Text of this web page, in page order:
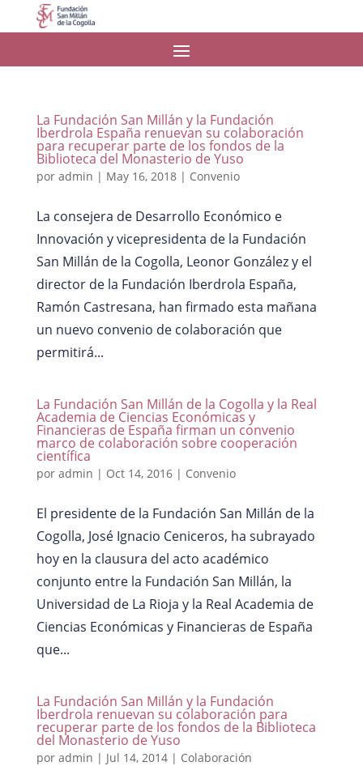
La Fundación San Millán y la Fundación
Iberdrola España renuevan su colaboración
para recuperar parte de los fondos de la
Biblioteca del Monasterio de Yuso
por admin | May 16, 2018| Convenio
La consejera de Desarrollo Económico e
Innovación y vicepresidenta de la Fundación
San Millán de la Cogolla, Leonor González y el
director de la Fundación Iberdrola España,
Ramón Castresana, han firmado esta mañana
un nuevo convenio de colaboración que
permitirá...
La Fundación San Millán de la Cogolla y la Real
Academia de Ciencias Económicas y
Financieras de España firman un convenio
marco de colaboración sobre cooperación
científica
por admin | Oct 14, 2016| Convenio
El presidente de la Fundación San Millán de la
Cogolla, José Ignacio Ceniceros, ha subrayado
hoy en la clausura del acto académico
conjunto entre la Fundación San Millán, la
Universidad de La Rioja y la Real Academia de
Ciencias Económicas y Financieras de España
que...
La Fundación San Millán y la Fundación
Iberdrola renuevan su colaboración para
recuperar parte de los fondos de la Biblioteca
del Monasterio de Yuso
por admin | Jul 14, 2014| Colaboración